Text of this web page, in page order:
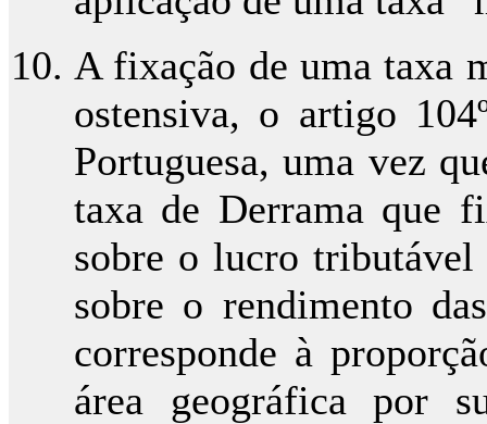
A fixação de uma taxa
ostensiva, o artigo
Portuguesa, uma vez
taxa de Derrama que
sobre o lucro
sobre o rendimento
corresponde à
área geográfica por